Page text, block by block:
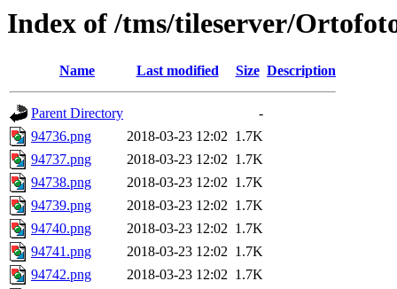
Index of /tms/tileserver/
Name Last modified Size Description
Parent Directory
-
94736.png
2018-03-23 12:02 1.7K
94737.png
2018-03-23 12:02 1.7K
94738.png
2018-03-23 12:02 1.7K
94739.png
2018-03-23 12:02 1.7K
94740.png
2018-03-23 12:02 1.7K
94741.png
2018-03-23 12:02 1.7K
94742.png
2018-03-23 12:02 1.7K